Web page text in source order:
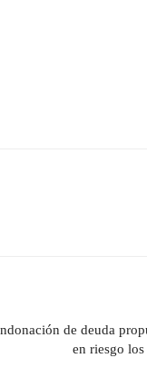
de deuda
en riesgo